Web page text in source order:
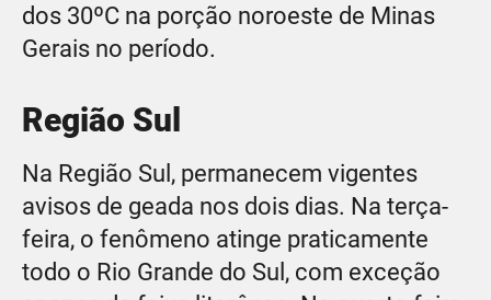
dos 30ºC na porção noroeste de Minas
Gerais no período.
Região Sul
Na Região Sul, permanecem vigentes
avisos de geada nos dois dias. Na terça-
feira, o fenômeno atinge praticamente
todo o Rio Grande do Sul, com exceção